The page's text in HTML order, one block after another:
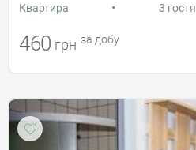
Квартира • 3 гостя
460 грн за добу